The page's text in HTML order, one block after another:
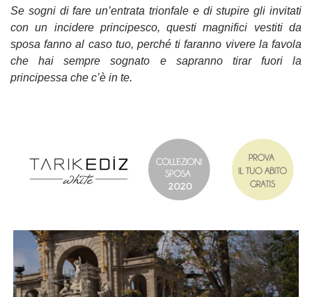
Se sogni di fare un’entrata trionfale e di stupire gli invitati
con un incidere principesco, questi magnifici vestiti da
sposa fanno al caso tuo, perché ti faranno vivere la favola
che hai sempre sognato e sapranno tirar fuori la
principessa che c’è in te.